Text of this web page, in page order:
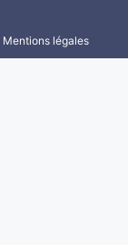
Mentions légales